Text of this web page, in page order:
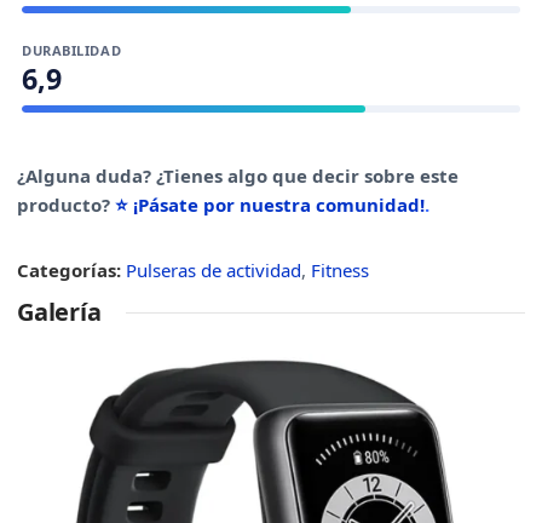
DURABILIDAD
6,9
¿Alguna duda? ¿Tienes algo que decir sobre este
producto? ⭐ ¡Pásate por nuestra comunidad!.
Categorías: Pulseras de actividad, Fitness
Galería